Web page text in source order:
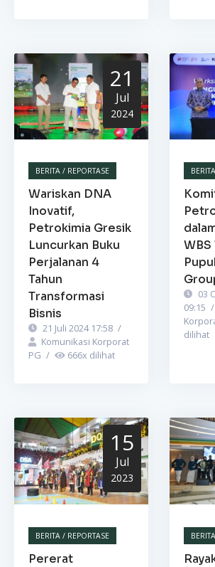
21
Jul
2024
BERITA / REPORTASE
Wariskan DNA
Inovatif,
Petrokimia Gresik
Luncurkan Buku
Perjalanan 4
Tahun
Transformasi
Bisnis
21 Juli 2024 17:58 /
Komunikasi Korporat
PG / 666x dilihat
03
09:15 /
dilihat
15
Jul
2023
BERITA / REPORTASE
Pererat